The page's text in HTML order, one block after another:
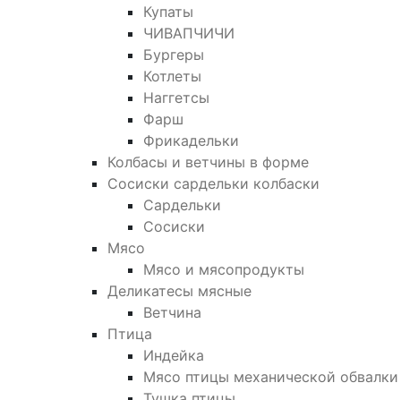
Купаты
ЧИВАПЧИЧИ
Бургеры
Котлеты
Наггетсы
Фарш
Фрикадельки
Колбасы и ветчины в форме
Сосиски сардельки колбаски
Сардельки
Сосиски
Мясо
Мясо и мясопродукты
Деликатесы мясные
Ветчина
Птица
Индейка
Мясо птицы механической обвалки